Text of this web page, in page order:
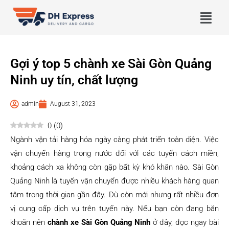
Gợi ý top 5 chành xe Sài Gòn Quảng
Ninh uy tín, chất lượng
admin August 31, 2023
0 (0)
Ngành vận tải hàng hóa ngày càng phát triển toàn diện. Việc
vận chuyển hàng trong nước đối với các tuyến cách miền,
khoảng cách xa không còn gặp bất kỳ khó khăn nào. Sài Gòn
Quảng Ninh là tuyến vận chuyển được nhiều khách hàng quan
tâm trong thời gian gần đây. Dù còn mới nhưng rất nhiều đơn
vị cung cấp dịch vụ trên tuyến này. Nếu bạn còn đang băn
khoăn nên chành xe Sài Gòn Quảng Ninh ở đây, đọc ngay bài